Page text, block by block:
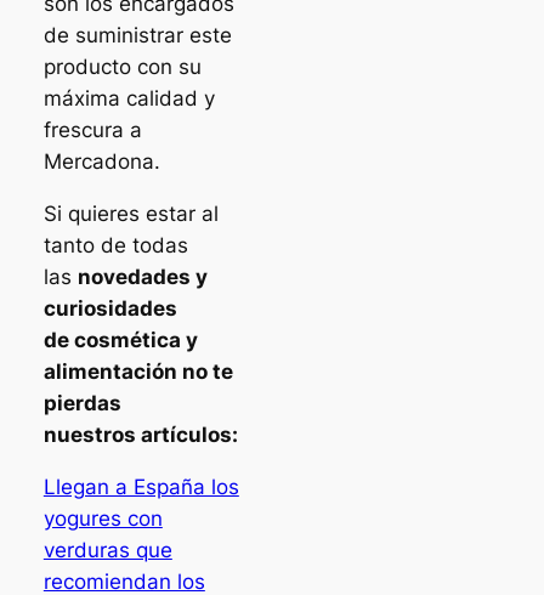
de suministrar este
producto con su
máxima calidad y
frescura a
Mercadona.
Si quieres estar al
tanto de todas
las novedades y
curiosidades
de cosmética y
alimentación no te
pierdas
nuestros artículos:
Llegan a España los
yogures con
verduras que
recomiendan los